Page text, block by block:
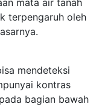
mata air tanah
terpengaruh oleh
mendeteksi
kontras
bagian bawah